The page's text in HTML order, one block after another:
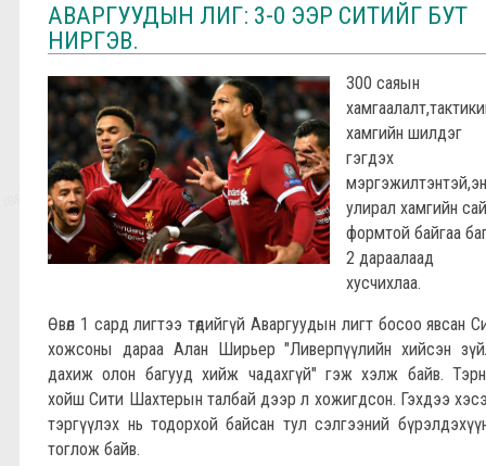
АВАРГУУДЫН ЛИГ: 3-0 ЭЭР СИТИЙГ БУТ
НИРГЭВ.
300 саяын
хамгийн шилдэг
гэгдэх
улирал хамгийн
формтой байгаа
2 дараалаад
хусчихлаа.
Өвөл 1 сард лигтээ төдийгүй Аваргуудын лигт босоо явсан
хожсоны дараа Алан Ширьер "Ливерпүүлийн хийсэн
дахиж олон багууд хийж чадахгүй" гэж хэлж байв.
хойш Сити Шахтерын талбай дээр л хожигдсон. Гэхдээ
тэргүүлэх нь тодорхой байсан тул сэлгээний
тоглож байв.